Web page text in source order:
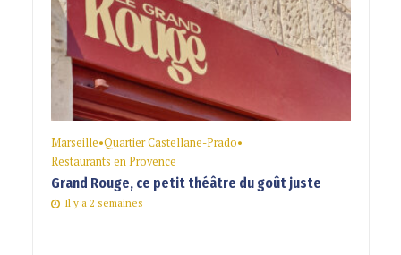
Marseille•Quartier Castellane-Prado•
Restaurants en Provence
Grand Rouge, ce petit théâtre du goût juste
Il y a 2 semaines